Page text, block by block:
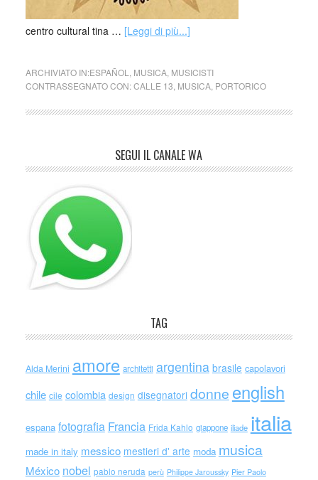
centro cultural tina … [Leggi di più...]
ARCHIVIATO IN:ESPAÑOL MUSICA, MUSICISTI
CONTRASSEGNATO CON:CALLE 13 MUSICA, PORTORICO
SEGUI IL CANALE WA
TAG
Alda Merini amore architetti argentina brasile capolavori
chile cile colombia design disegnatori donne english
espana fotografia Francia Frida Kahlo giappone iliade italia
made in italy messico mestieri d' arte moda musica
México nobel pablo neruda perù Philippe Jaroussky Pier Paolo